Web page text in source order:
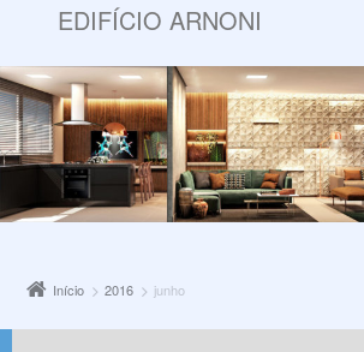
EDIFÍCIO ARNONI
Início 2016 junho